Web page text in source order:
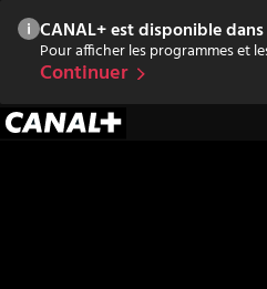
CANAL+ est disponible
Pour afficher les programmes et
Continuer